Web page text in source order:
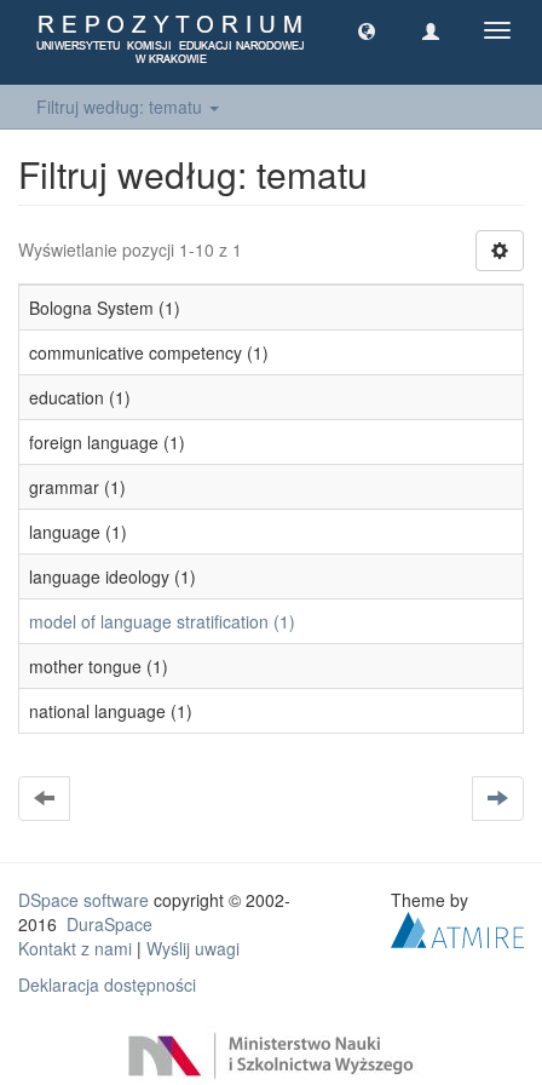
Filtruj według: tematu
Filtruj według: tematu
Wyświetlanie pozycji 1-10 z 1
Bologna System (1)
communicative competency (1)
education (1)
foreign language (1)
grammar (1)
language (1)
language ideology (1)
model of language stratification (1)
mother tongue (1)
national language (1)
DSpace software copyright © 2002-
2016 DuraSpace
Kontakt z nami | Wyślij uwagi
Deklaracja dostępności
Theme by